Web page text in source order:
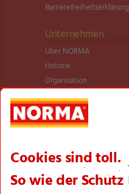
Barrierefreiheitserklärung
Unternehmen
Über NORMA
Historie
Organisation
International
Logistik
Filialnetz
Karriere
Verantwortung/CSR
NORMA News